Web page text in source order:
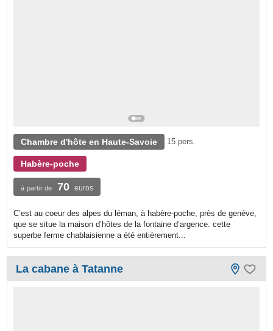
Chambre d'hôte en Haute-Savoie 15 pers.
Habère-poche
à partir de 70 euros
C’est au coeur des alpes du léman, à habère-poche, près de genève,
que se situe la maison d’hôtes de la fontaine d’argence. cette
superbe ferme chablaisienne a été entièrement...
La cabane à Tatanne